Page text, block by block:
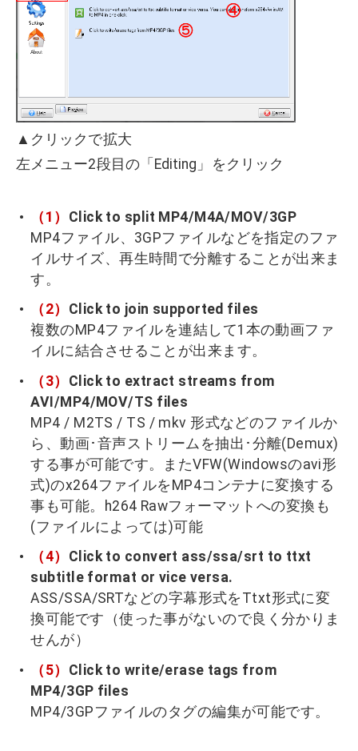
▲クリックで拡大
左メニュー2段目の「Editing」をクリック
（1） Click to split MP4/M4A/MOV/3GP
MP4ファイル、3GPファイルなどを指定のファ
イルサイズ、再生時間で分離することが出来ま
す。
（2） Click to join supported files
複数のMP4ファイルを連結して1本の動画ファ
イルに結合させることが出来ます。
（3） Click to extract streams from
AVI/MP4/MOV/TS files
MP4 / M2TS / TS / mkv 形式などのファイルか
ら、動画･音声ストリームを抽出･分離(Demux)
する事が可能です。またVFW(Windowsのavi形
式)のx264ファイルをMP4コンテナに変換する
事も可能。h264 Rawフォーマットへの変換も
(ファイルによっては)可能
（4） Click to convert ass/ssa/srt to ttxt
subtitle format or vice versa.
ASS/SSA/SRTなどの字幕形式をTtxt形式に変
換可能です（使った事がないので良く分かりま
せんが）
（5） Click to write/erase tags from
MP4/3GP files
MP4/3GPファイルのタグの編集が可能です。